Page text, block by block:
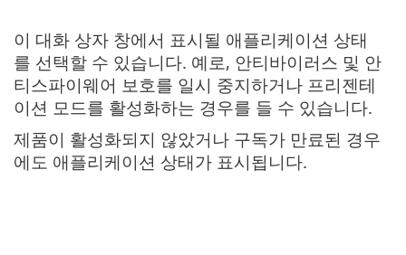
이 대화 상자 창에서 표시될 애플리케이션 상태
를 선택할 수 있습니다. 예로, 안티바이러스 및 안
티스파이웨어 보호를 일시 중지하거나 프리젠테
이션 모드를 활성화하는 경우를 들 수 있습니다.
제품이 활성화되지 않았거나 구독가 만료된 경우
에도 애플리케이션 상태가 표시됩니다.